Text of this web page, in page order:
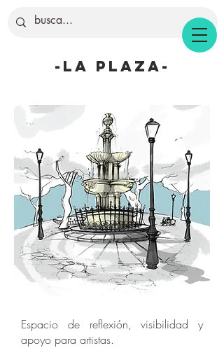
-la plaza-
Espacio de reflexión, visibilidad y
apoyo para artistas.